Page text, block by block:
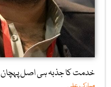
خدمت کا جذبہ ہی اصل پہچان